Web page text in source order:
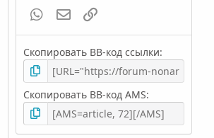
WhatsAppЭлектронная почта
Скопировать BB-код ссылки
Скопировать BB-код AMS